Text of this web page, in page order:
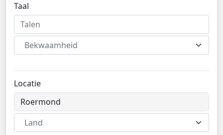
Taal
Bekwaamheid
Locatie
Land